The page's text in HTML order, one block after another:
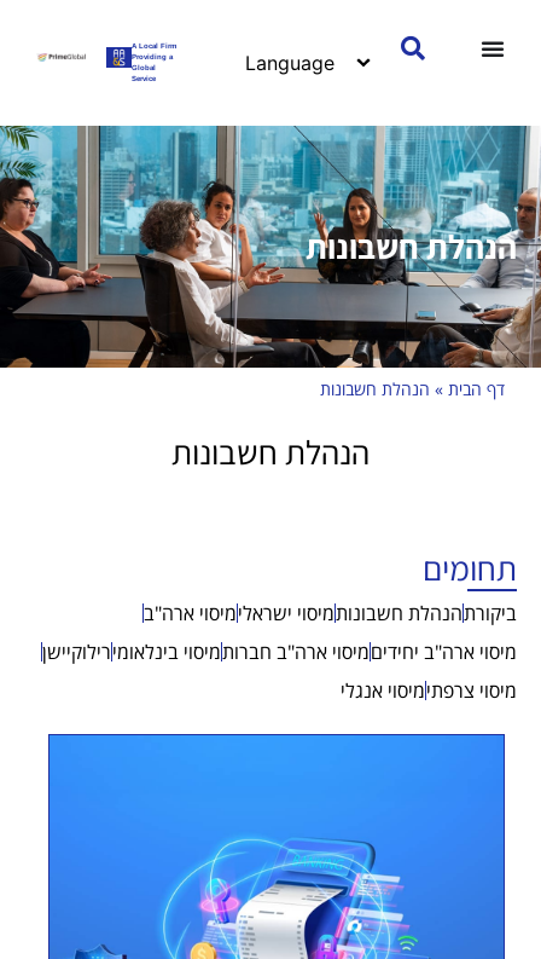
A Local Firm
Providing a
Global
Service
הנהלת חשבונות
דף הבית » הנהלת חשבונות
הנהלת חשבונות
תחומים
ביקורתהנהלת חשבונותמיסוי ישראלימיסוי ארה"ב
מיסוי ארה"ב יחידיםמיסוי ארה"ב חברותמיסוי בינלאומירילוקיישן
מיסוי צרפתימיסוי אנגלי